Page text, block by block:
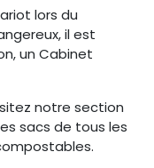
lors du
il est
un Cabinet
notre section
sacs de tous les